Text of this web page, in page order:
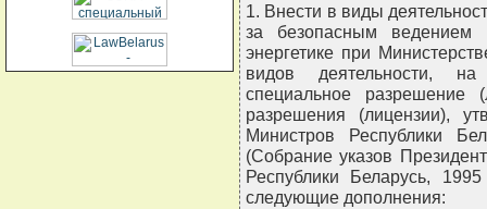
1. Внести в виды
за безопасным
энергетике при
видов деятельности, на
специальное
разрешения (лицензии),
Министров Республики
(Собрание указов
Республики Беларусь,
следующие дополнения: